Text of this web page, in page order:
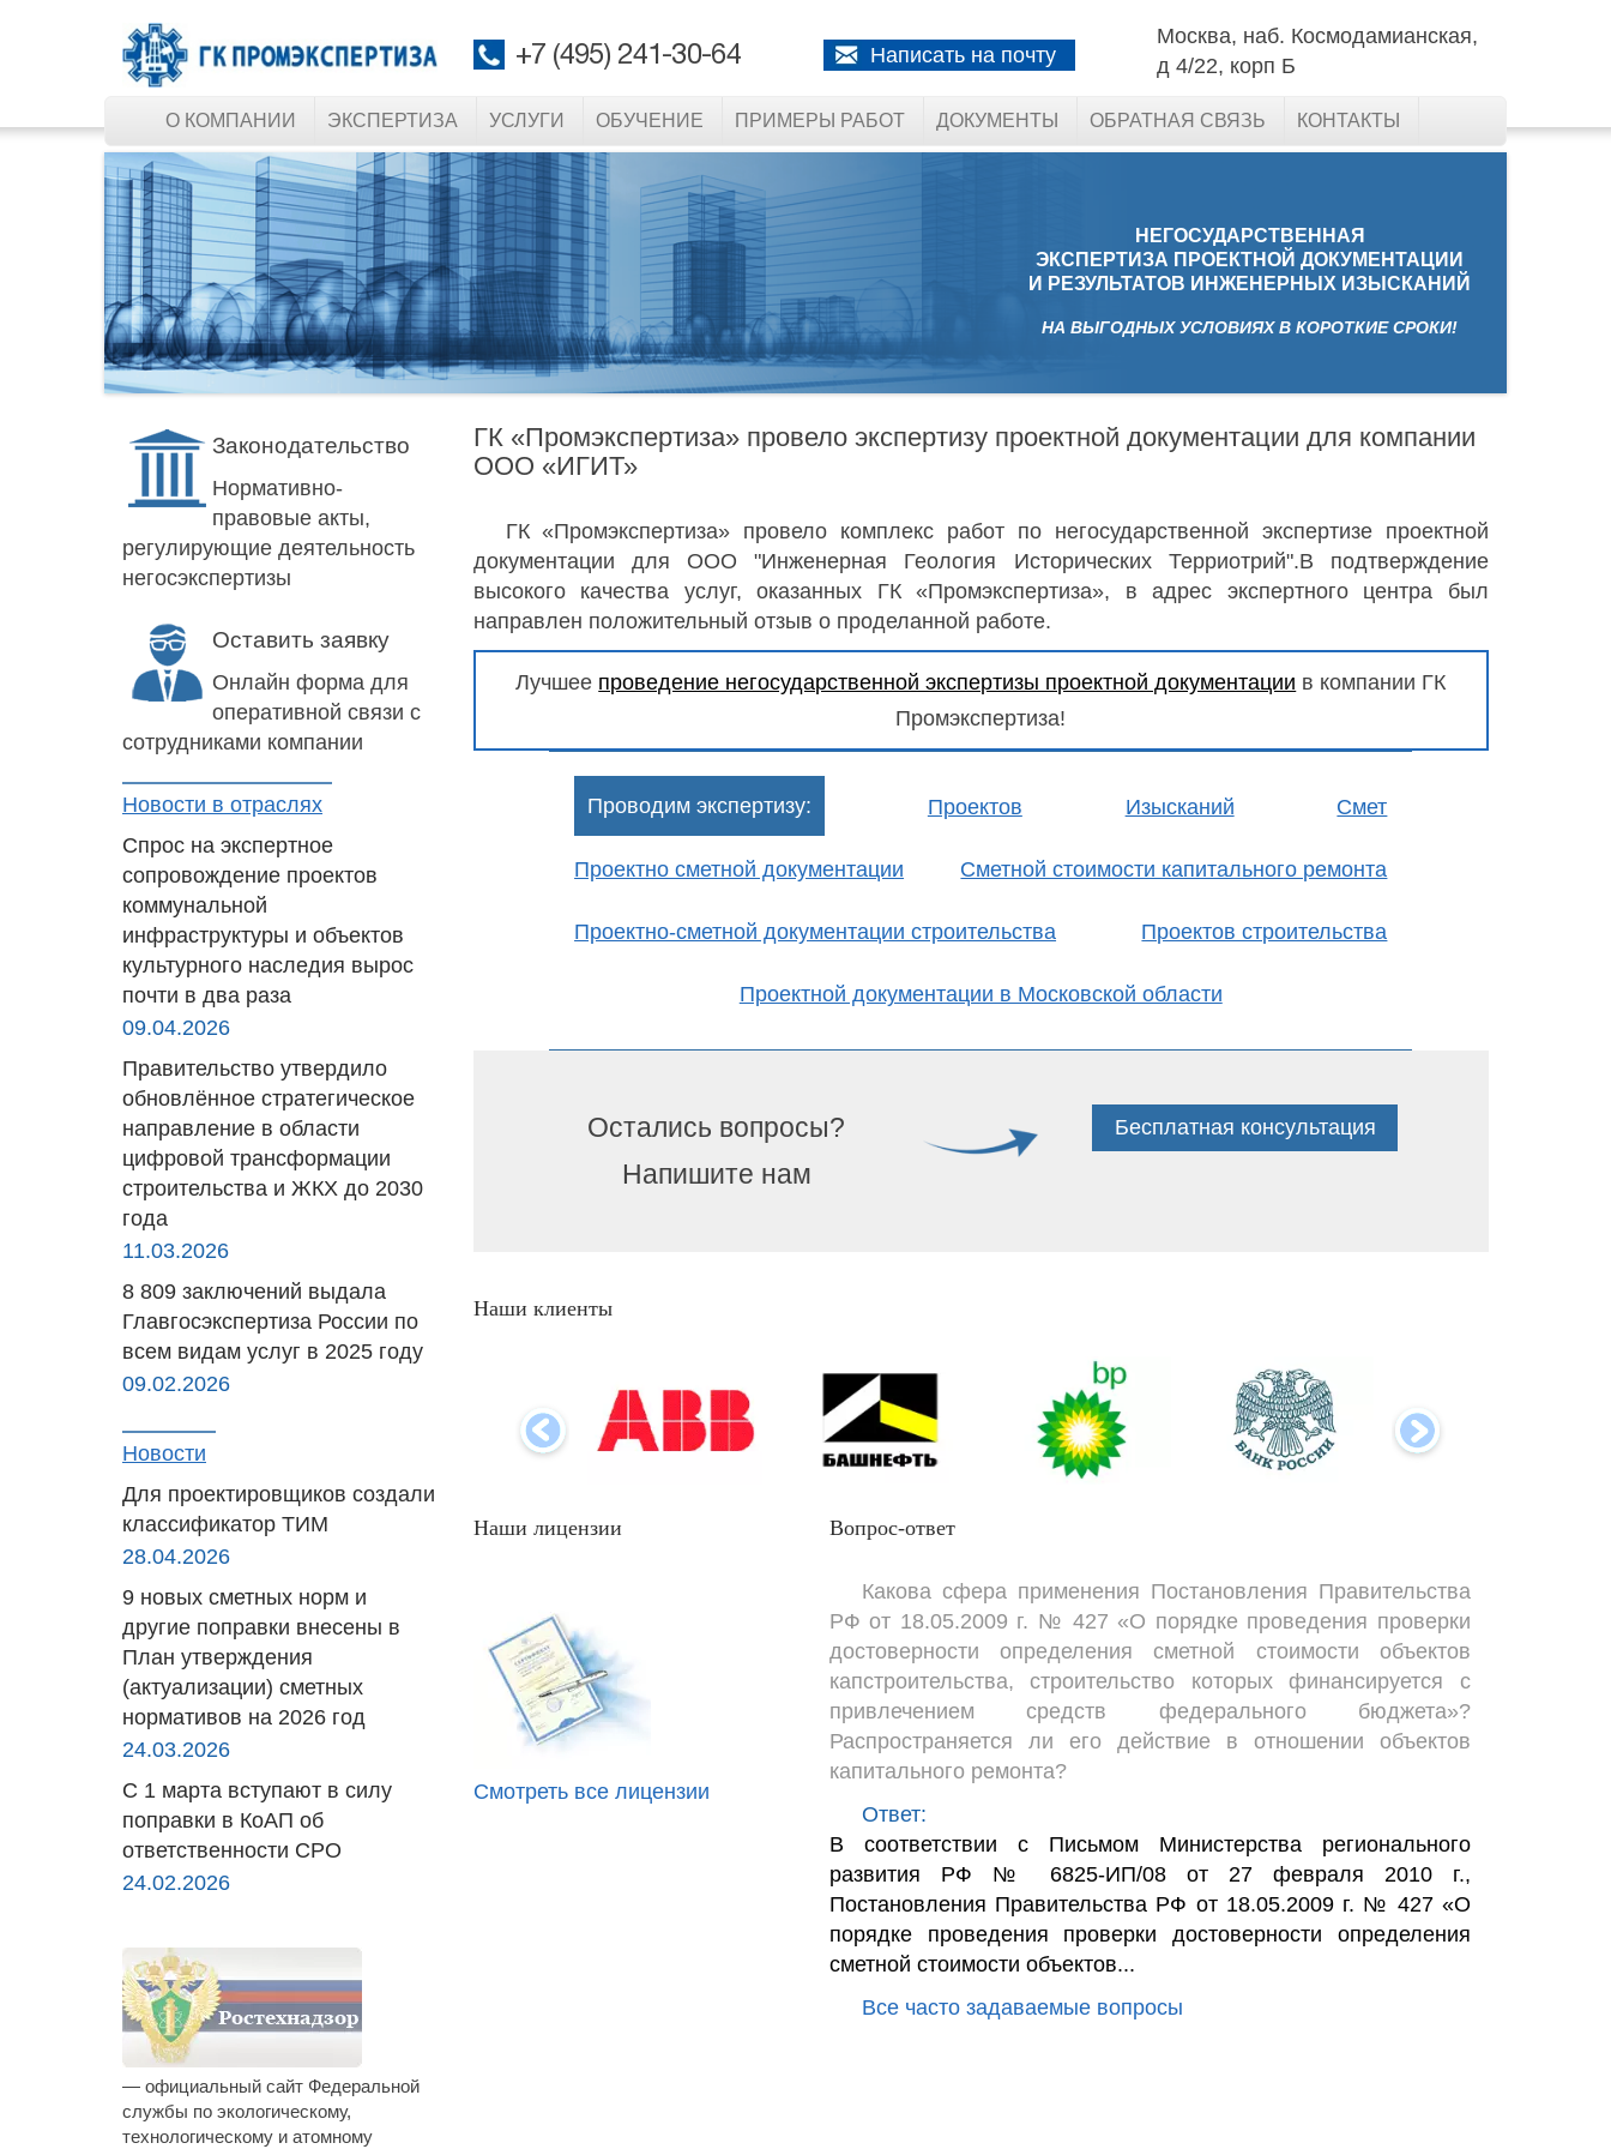
+7 (495) 241-30-64 Написать на почту
Москва, наб. Космодамианская,
д 4/22, корп Б
О КОМПАНИИ ЭКСПЕРТИЗА УСЛУГИ ОБУЧЕНИЕ ПРИМЕРЫ РАБОТ ДОКУМЕНТЫ ОБРАТНАЯ СВЯЗЬ КОНТАКТЫ
НЕГОСУДАРСТВЕННАЯ
ЭКСПЕРТИЗА ПРОЕКТНОЙ ДОКУМЕНТАЦИИ
И РЕЗУЛЬТАТОВ ИНЖЕНЕРНЫХ ИЗЫСКАНИЙ
НА ВЫГОДНЫХ УСЛОВИЯХ В КОРОТКИЕ СРОКИ!
Законодательство
Нормативно-
правовые акты,
регулирующие деятельность
негосэкспертизы
Оставить заявку
Онлайн форма для
оперативной связи с
сотрудниками компании
Новости в отраслях
Спрос на экспертное
сопровождение проектов
коммунальной
инфраструктуры и объектов
культурного наследия вырос
почти в два раза
09.04.2026
Правительство утвердило
обновлённое стратегическое
направление в области
цифровой трансформации
строительства и ЖКХ до 2030
года
11.03.2026
8 809 заключений выдала
Главгосэкспертиза России по
всем видам услуг в 2025 году
09.02.2026
Новости
Для проектировщиков создали
классификатор ТИМ
28.04.2026
9 новых сметных норм и
другие поправки внесены в
План утверждения
(актуализации) сметных
нормативов на 2026 год
24.03.2026
С 1 марта вступают в силу
поправки в КоАП об
ответственности СРО
24.02.2026
— официальный сайт Федеральной
службы по экологическому,
технологическому и атомному
ГК «Промэкспертиза» провело экспертизу проектной документации для компании
ООО «ИГИТ»
ГК «Промэкспертиза» провело комплекс работ по негосударственной экспертизе проектной
документации для ООО "Инженерная Геология Исторических Терриотрий".В подтверждение
высокого качества услуг, оказанных ГК «Промэкспертиза», в адрес экспертного центра был
направлен положительный отзыв о проделанной работе.
Лучшее проведение негосударственной экспертизы проектной документации в компании ГК
Промэкспертиза!
Проводим экспертизу: Проектов Изысканий Смет
Проектно сметной документации Сметной стоимости капитального ремонта
Проектно-сметной документации строительства Проектов строительства
Проектной документации в Московской области
Остались вопросы?
Напишите нам
Бесплатная консультация
Наши клиенты
Наши лицензии
Смотреть все лицензии
Вопрос-ответ
Какова сфера применения Постановления Правительства
РФ от 18.05.2009 г. № 427 «О порядке проведения проверки
достоверности определения сметной стоимости объектов
капстроительства, строительство которых финансируется с
привлечением средств федерального бюджета»?
Распространяется ли его действие в отношении объектов
капитального ремонта?
Ответ:
В соответствии с Письмом Министерства регионального
развития РФ № 6825-ИП/08 от 27 февраля 2010 г.,
Постановления Правительства РФ от 18.05.2009 г. № 427 «О
порядке проведения проверки достоверности определения
сметной стоимости объектов...
Все часто задаваемые вопросы